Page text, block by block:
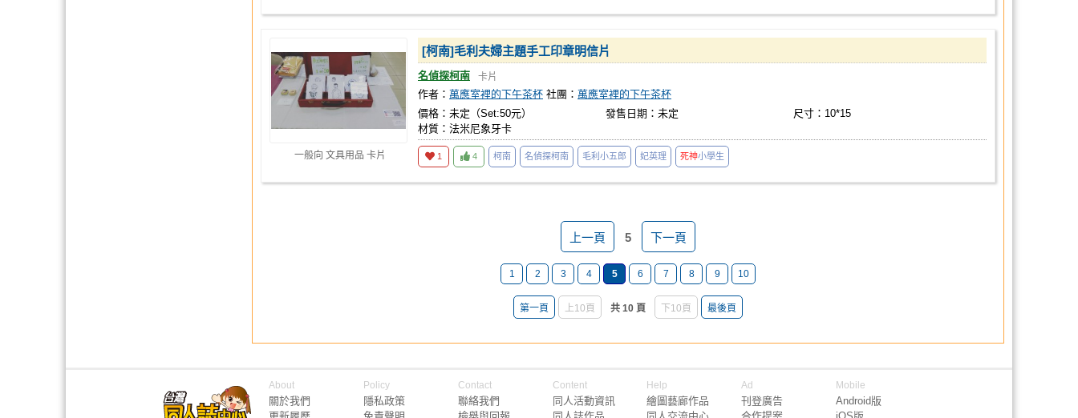
一般向 文具用品 卡片
[柯南]毛利夫婦主題手工印章明信片
名偵探柯南 卡片
作者： 萬應室裡的下午茶杯 社團： 萬應室裡的下午茶杯
價格：未定（Set:50元）
發售日期：未定
尺寸：10*15
材質：法米尼象牙卡
1 4 柯南 名偵探柯南 毛利小五郎 妃英理 死神小學生
上一頁 5 下一頁
1 2 3 4 5 6 7 8 9 10
第一頁 上10頁 共 10 頁 下10頁 最後頁
About
關於我們
Policy
隱私政策
Contact
聯絡我們
Content
同人活動資訊
Help
繪圖藝廊作品
Ad
刊登廣告
Mobile
Android版